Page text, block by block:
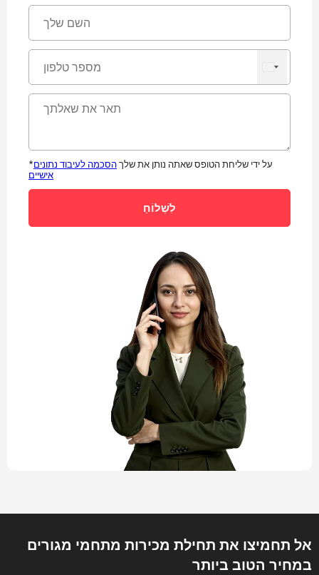
*על ידי שליחת הטופס שאתה נותן את שלךהסכמה לעיבוד נתונים
אישיים
אל תחמיצו את תחילת מכירות מתחמי מגורים
במחיר הטוב ביותר